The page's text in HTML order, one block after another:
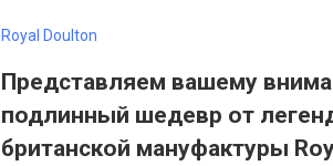
Royal Doulton
Представляем вашему
подлинный шедевр от
британской мануфактуры